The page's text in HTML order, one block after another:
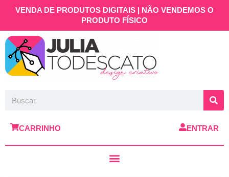
VENDA DE PRODUTOS DIGITAIS | NÃO VENDEMOS O
PRODUTO FÍSICO
CARRINHO ENTRAR